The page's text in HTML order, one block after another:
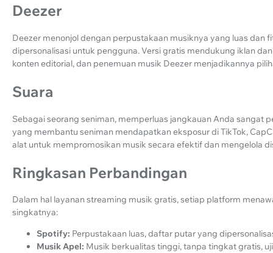
Deezer
Deezer menonjol dengan perpustakaan musiknya yang luas
dipersonalisasi untuk pengguna. Versi gratis mendukung iklan
konten editorial, dan penemuan musik Deezer menjadikannya
Suara
Sebagai seorang seniman, memperluas jangkauan Anda sangat
yang membantu seniman mendapatkan eksposur di TikTok,
alat untuk mempromosikan musik secara efektif dan mengelola
Ringkasan Perbandingan
Dalam hal layanan streaming musik gratis, setiap platform
singkatnya:
Spotify: Perpustakaan luas, daftar putar yang
Musik Apel: Musik berkualitas tinggi, tanpa tingkat gratis,